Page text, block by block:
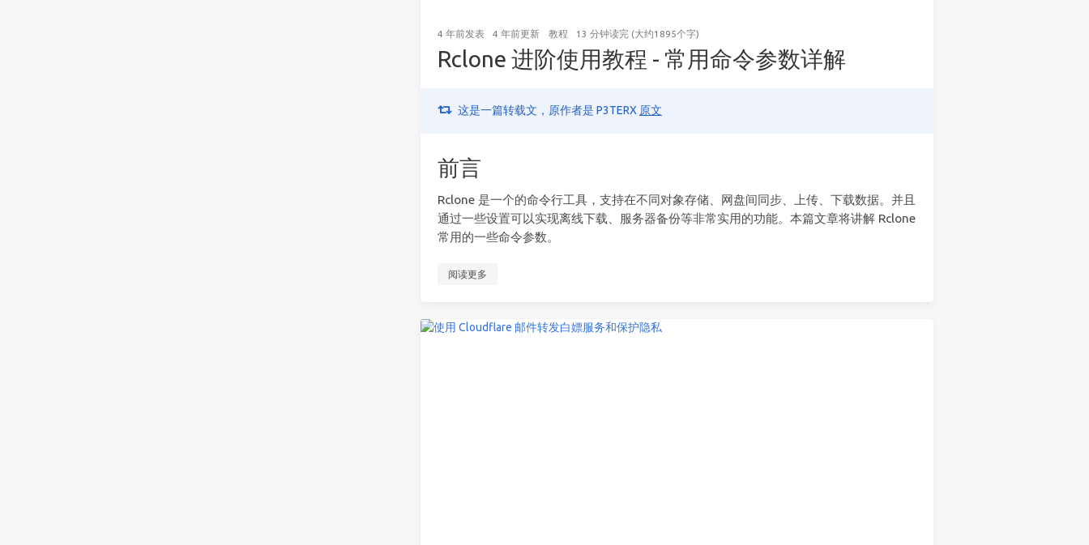
4 年前发表 4 年前更新 教程 13 分钟读完 (大约1895个字)
Rclone 进阶使用教程 - 常用命令参数详解
这是一篇转载文，原作者是 P3TERX 原文
前言
Rclone 是一个的命令行工具，支持在不同对象存储、网盘间同步、上传、下载数据。并且
通过一些设置可以实现离线下载、服务器备份等非常实用的功能。本篇文章将讲解 Rclone
常用的一些命令参数。
阅读更多